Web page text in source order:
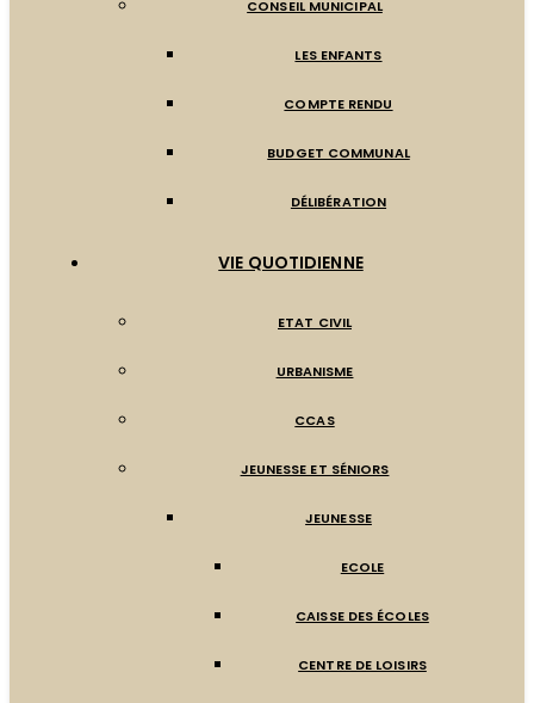
CONSEIL MUNICIPAL
LES ENFANTS
COMPTE RENDU
BUDGET COMMUNAL
DÉLIBÉRATION
VIE QUOTIDIENNE
ETAT CIVIL
URBANISME
CCAS
JEUNESSE ET SÉNIORS
JEUNESSE
ECOLE
CAISSE DES ÉCOLES
CENTRE DE LOISIRS